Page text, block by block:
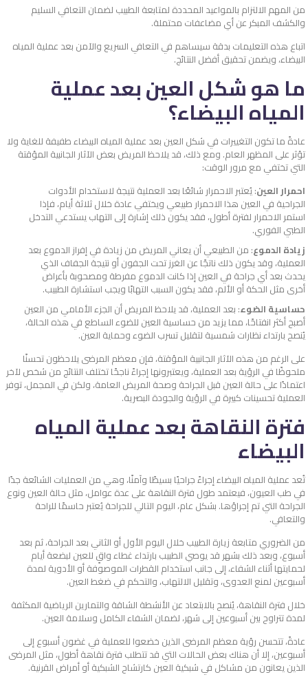
من المهم الالتزام بالمواعيد المحددة لمتابعة الطبيب لضمان التعافي السليم
والكشف المبكر عن أي مضاعفات محتملة.
اتباع هذه التعليمات بدقة سيساهم في التعافي السريع والآمن بعد عملية المياه
البيضاء، ويضمن تحقيق أفضل النتائج.
ما هو شكل العين بعد عملية
المياه البيضاء؟
عادةً ما تكون التغييرات في شكل العين بعد عملية المياه البيضاء طفيفة للغاية ولا
تؤثر على المظهر العام. ومع ذلك، قد يلاحظ المريض بعض الآثار الجانبية المؤقتة
التي تختفي مع مرور الوقت:
احمرار العين: يُعتبر الاحمرار شائعًا بعد العملية نتيجة لاستخدام الأدوات
الجراحية في العين هذا الاحمرار طبيعي ويختفي عادة خلال ثلاثة أيام، فإذا
استمر الاحمرار لفترة أطول، فقد يكون ذلك إشارة إلى التهاب يستدعي التدخل
الطبي الفوري.
زيادة الدموع: من الطبيعي أن يعاني المريض من زيادة في إفراز الدموع بعد
العملية، وقد يكون ذلك ناتجًا عن الغرز تحت الجفون أو نتيجة الجفاف الذي
يحدث بعد أي جراحة في العين إذا كانت الدموع مفرطة ومصحوبة بأعراض
أخرى مثل الحكة أو الألم، فقد يكون السبب التهابًا ويجب استشارة الطبيب.
حساسية الضوء: بعد العملية، قد يلاحظ المريض أن الجزء الأمامي من العين
أصبح أكثر انفتاحًا، مما يزيد من حساسية العين للضوء الساطع في هذه الحالة،
يُنصح بارتداء نظارات شمسية لتقليل تسرب الضوء وحماية العين.
على الرغم من هذه الآثار الجانبية المؤقتة، فإن معظم المرضى يلاحظون تحسنًا
ملحوظًا في الرؤية بعد العملية، ويعتبرونها إجراءً ناجحًا تختلف النتائج من شخص لآخر
اعتمادًا على حالة العين قبل الجراحة وصحة المريض العامة، ولكن في المجمل، توفر
العملية تحسينات كبيرة في الرؤية والجودة البصرية.
فترة النقاهة بعد عملية المياه
البيضاء
تُعد عملية المياه البيضاء إجراءً جراحيًا بسيطًا وآمنًا، وهي من العمليات الشائعة جدًا
في طب العيون، فيعتمد طول فترة النقاهة على عدة عوامل، مثل حالة العين ونوع
الجراحة التي تم إجراؤها. بشكل عام، اليوم التالي للجراحة يُعتبر حاسمًا للراحة
والتعافي.
من الضروري متابعة زيارة الطبيب خلال اليوم الأول أو الثاني بعد الجراحة، ثم بعد
أسبوع، وبعد ذلك بشهر قد يوصي الطبيب بارتداء غطاء واقٍ للعين لبضعة أيام
لحمايتها أثناء الشفاء، إلى جانب استخدام القطرات الموصوفة أو الأدوية لمدة
أسبوعين لمنع العدوى، وتقليل الالتهاب، والتحكم في ضغط العين.
خلال فترة النقاهة، يُنصح بالابتعاد عن الأنشطة الشاقة والتمارين الرياضية المكثفة
لمدة تتراوح بين أسبوعين إلى شهر، لضمان الشفاء الكامل وسلامة العين.
عادةً، تتحسن رؤية معظم المرضى الذين خضعوا للعملية في غضون أسبوع إلى
أسبوعين، إلا أن هناك بعض الحالات التي قد تتطلب فترة نقاهة أطول، مثل المرضى
الذين يعانون من مشاكل في شبكية العين كارتشاح الشبكية أو أمراض القرنية.